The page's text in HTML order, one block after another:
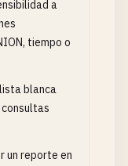
a
tiempo o
blanca
un reporte en